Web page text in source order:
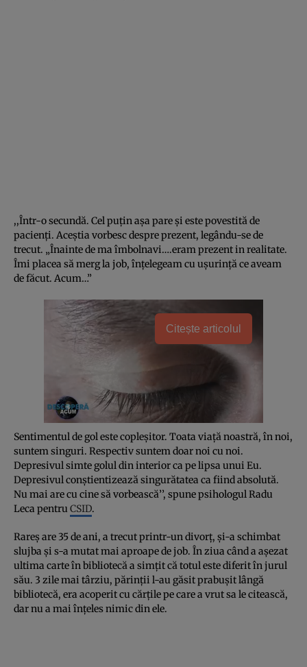
,,Într-o secundă. Cel puţin aşa pare şi este povestită de
pacienţi. Aceştia vorbesc despre prezent, legându-se de
trecut. „Înainte de ma îmbolnavi….eram prezent in realitate.
Îmi placea să merg la job, înţelegeam cu uşurinţă ce aveam
de făcut. Acum…”
Citește articolul
Sentimentul de gol este copleşitor. Toata viaţă noastră, în noi,
suntem singuri. Respectiv suntem doar noi cu noi.
Depresivul simte golul din interior ca pe lipsa unui Eu.
Depresivul conştientizează singurătatea ca fiind absolută.
Nu mai are cu cine să vorbească’’, spune psihologul Radu
Leca pentru CSID.
Rareş are 35 de ani, a trecut printr-un divorţ, şi-a schimbat
slujba şi s-a mutat mai aproape de job. În ziua când a aşezat
ultima carte în bibliotecă a simţit că totul este diferit în jurul
său. 3 zile mai târziu, părinţii l-au găsit prabuşit lângă
bibliotecă, era acoperit cu cărţile pe care a vrut sa le citească,
dar nu a mai înţeles nimic din ele.